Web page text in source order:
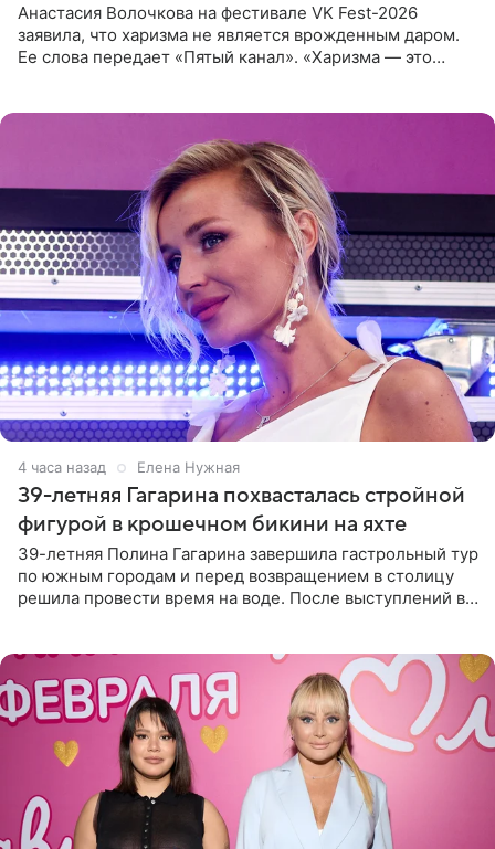
Анастасия Волочкова на фестивале VK Fest-2026
заявила, что харизма не является врожденным даром.
Ее слова передает «Пятый канал». «Харизма — это
4 часа назад Елена Нужная
39-летняя Гагарина похвасталась стройной
фигурой в крошечном бикини на яхте
39-летняя Полина Гагарина завершила гастрольный тур
по южным городам и перед возвращением в столицу
решила провести время на воде. После выступлений в